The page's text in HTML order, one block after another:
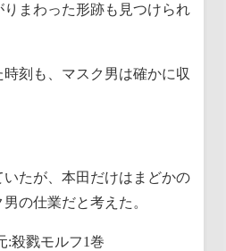
まわった形跡も見つけられ
刻も、マスク男は確かに収
たが、本田だけはまどかの
の仕業だと考えた。
殺戮モルフ1巻